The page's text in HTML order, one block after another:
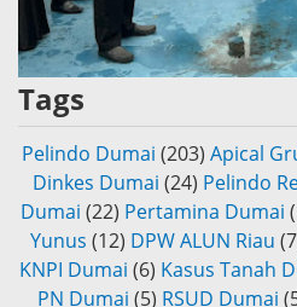
Tags
Pelindo Dumai (203) Apical
Dinkes Dumai (24) Pelindo
Dumai (22) Pertamina Dumai
Yunus (12) DPW ALUN Riau
KNPI Dumai (6) Kasus Tanah
PN Dumai (5) RSUD Dumai